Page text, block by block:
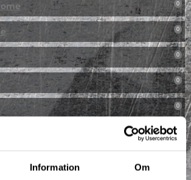
Information Om
0
0
0
0
0
0